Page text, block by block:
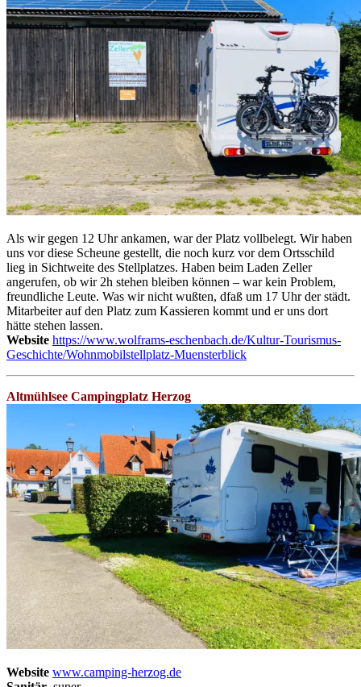
Als wir gegen 12 Uhr ankamen, war der Platz vollbelegt. Wir haben
uns vor diese Scheune gestellt, die noch kurz vor dem Ortsschild
lieg in Sichtweite des Stellplatzes. Haben beim Laden Zeller
angerufen, ob wir 2h stehen bleiben können – war kein Problem,
freundliche Leute. Was wir nicht wußten, dfaß um 17 Uhr der städt.
Mitarbeiter auf den Platz zum Kassieren kommt und er uns dort
hätte stehen lassen.
Website https://www.wolframs-eschenbach.de/Kultur-Tourismus-
Geschichte/Wohnmobilstellplatz-Muensterblick
Altmühlsee Campingplatz Herzog
Website www.camping-herzog.de